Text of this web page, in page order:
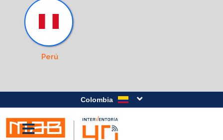
Perú
Colombia